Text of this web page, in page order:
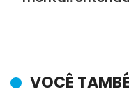
VOCÊ